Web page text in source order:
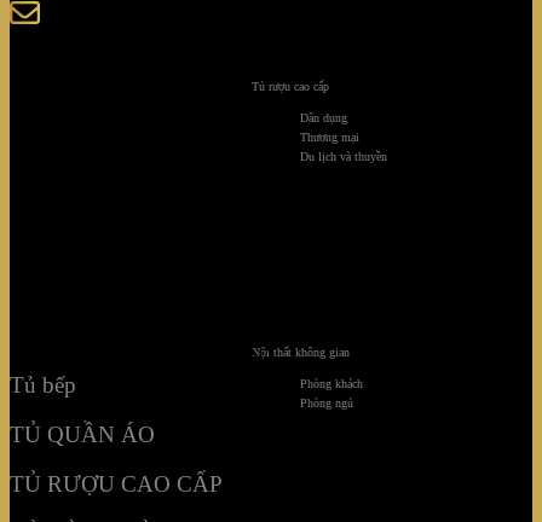
Tủ rượu cao cấp
Dân dụng
Thương mại
Du lịch và thuyền
Nội thất không gian
Phòng khách
Phòng ngủ
NỘI THẤT KHÔNG GIAN
Tủ bếp
TỦ QUẦN ÁO
TỦ RƯỢU CAO CẤP